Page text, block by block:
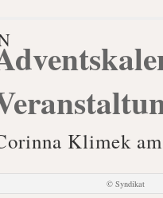
Klimek
© Syndikat